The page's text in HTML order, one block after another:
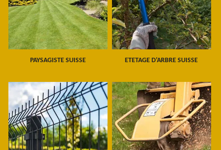
PAYSAGISTE SUISSE ETETAGE D'ARBRE SUISSE